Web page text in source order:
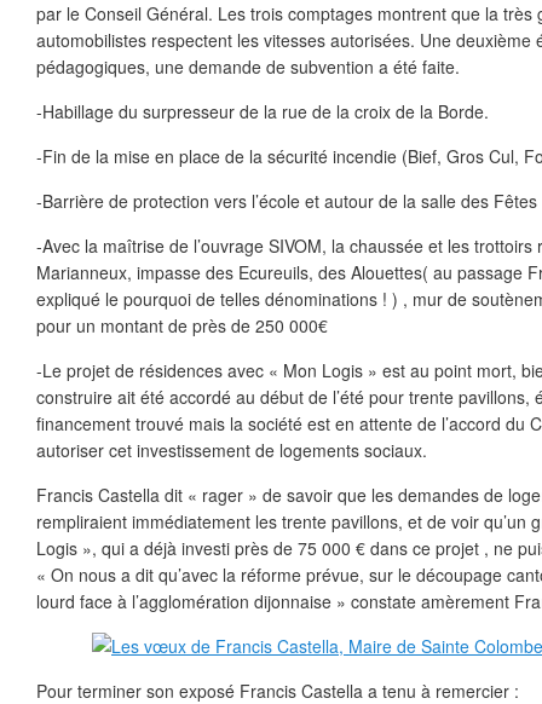
par le Conseil Général. Les trois comptages montrent que la très
automobilistes respectent les vitesses autorisées. Une deuxième
pédagogiques, une demande de subvention a été faite.
-Habillage du surpresseur de la rue de la croix de la Borde.
-Fin de la mise en place de la sécurité incendie (Bief, Gros Cul,
-Barrière de protection vers l’école et autour de la salle des Fêtes
-Avec la maîtrise de l’ouvrage SIVOM, la chaussée et les
Marianneux, impasse des Ecureuils, des Alouettes( au passage
expliqué le pourquoi de telles dénominations ! ) , mur de
pour un montant de près de 250 000€
-Le projet de résidences avec « Mon Logis » est au point mort,
construire ait été accordé au début de l’été pour trente pavillons,
financement trouvé mais la société est en attente de l’accord du
autoriser cet investissement de logements sociaux.
Francis Castella dit « rager » de savoir que les demandes de
rempliraient immédiatement les trente pavillons, et de voir qu’un
Logis », qui a déjà investi près de 75 000 € dans ce projet , ne
« On nous a dit qu’avec la réforme prévue, sur le découpage
lourd face à l’agglomération dijonnaise » constate amèrement
Pour terminer son exposé Francis Castella a tenu à remercier :